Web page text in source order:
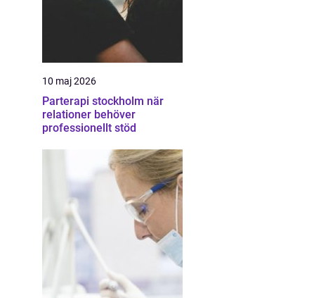
10 maj 2026
Parterapi stockholm när
relationer behöver
professionellt stöd